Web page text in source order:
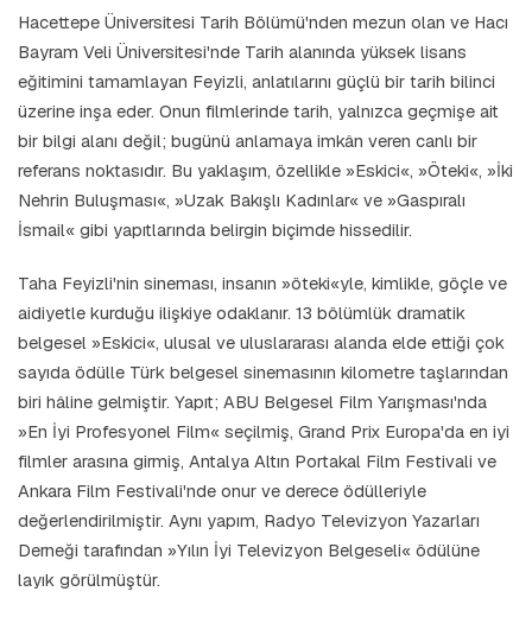
Hacettepe Üniversitesi Tarih Bölümü'nden mezun olan ve Hacı
Bayram Veli Üniversitesi'nde Tarih alanında yüksek lisans
eğitimini tamamlayan Feyizli, anlatılarını güçlü bir tarih bilinci
üzerine inşa eder. Onun filmlerinde tarih, yalnızca geçmişe ait
bir bilgi alanı değil; bugünü anlamaya imkân veren canlı bir
referans noktasıdır. Bu yaklaşım, özellikle »Eskici«, »Öteki«, »İki
Nehrin Buluşması«, »Uzak Bakışlı Kadınlar« ve »Gaspıralı
İsmail« gibi yapıtlarında belirgin biçimde hissedilir.
Taha Feyizli'nin sineması, insanın »öteki«yle, kimlikle, göçle ve
aidiyetle kurduğu ilişkiye odaklanır. 13 bölümlük dramatik
belgesel »Eskici«, ulusal ve uluslararası alanda elde ettiği çok
sayıda ödülle Türk belgesel sinemasının kilometre taşlarından
biri hâline gelmiştir. Yapıt; ABU Belgesel Film Yarışması'nda
»En İyi Profesyonel Film« seçilmiş, Grand Prix Europa'da en iyi
filmler arasına girmiş, Antalya Altın Portakal Film Festivali ve
Ankara Film Festivali'nde onur ve derece ödülleriyle
değerlendirilmiştir. Aynı yapım, Radyo Televizyon Yazarları
Derneği tarafından »Yılın İyi Televizyon Belgeseli« ödülüne
layık görülmüştür.